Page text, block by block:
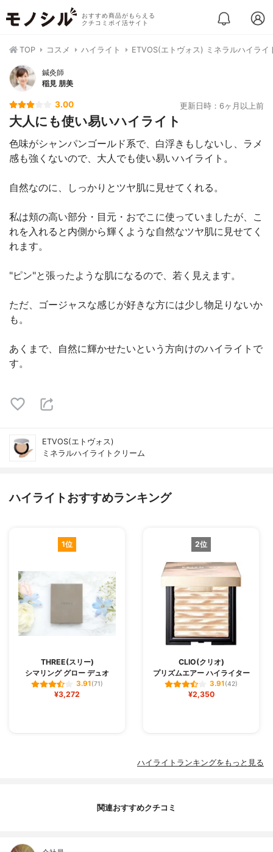
おすすめ商品がもらえる
クチコミポイ活サイト
TOP コスメ ハイライト ETVOS(エトヴォス) ミネラルハイライ
鍼灸師
稲見 朋美
3.00 更新日時：6ヶ月以上前
大人にも使い易いハイライト
色味がシャンパンゴールド系で、白浮きもしないし、ラメ
感も強くないので、大人でも使い易いハイライト。
自然なのに、しっかりとツヤ肌に見せてくれる。
私は頬の高い部分・目元・おでこに使っていましたが、こ
れを入れると内側から輝くような自然なツヤ肌に見せてく
れます。
"ピン"と張ったような肌になるので、若く見えます。
ただ、ゴージャスな感じが好きな方には少し物足りないか
も。
あくまで、自然に輝かせたいという方向けのハイライトで
す。
ETVOS(エトヴォス)
ミネラルハイライトクリーム
ハイライトおすすめランキング
1位
THREE(スリー)
シマリング グロー デュオ
3.91(71)
¥3,272
2位
CLIO(クリオ)
プリズムエアー ハイライター
3.91(42)
¥2,350
ハイライトランキングをもっと見る
関連おすすめクチコミ